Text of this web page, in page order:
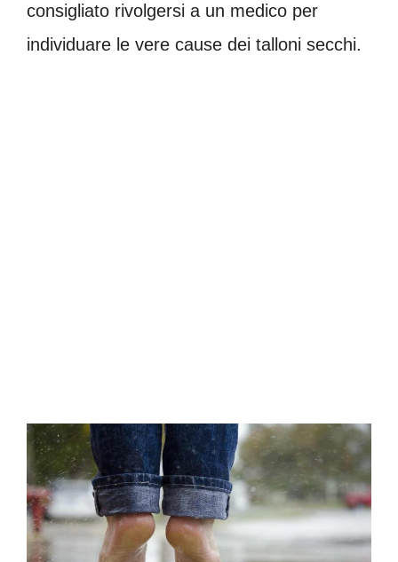
consigliato rivolgersi a un medico per
individuare le vere cause dei talloni secchi.